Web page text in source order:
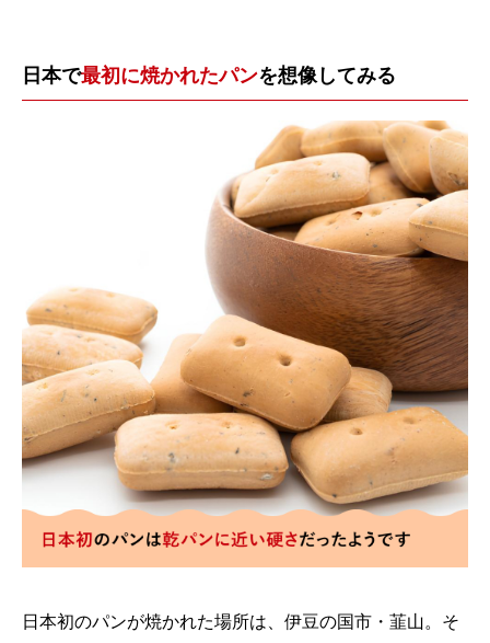
日本で最初に焼かれたパンを想像してみる
日本初のパンが焼かれた場所は、伊豆の国市・韮山。そ